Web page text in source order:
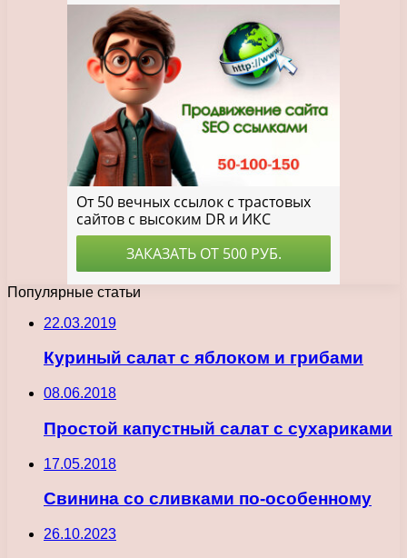
Популярные статьи
22.03.2019
Куриный салат с яблоком и грибами
08.06.2018
Простой капустный салат с сухариками
17.05.2018
Свинина со сливками по-особенному
26.10.2023